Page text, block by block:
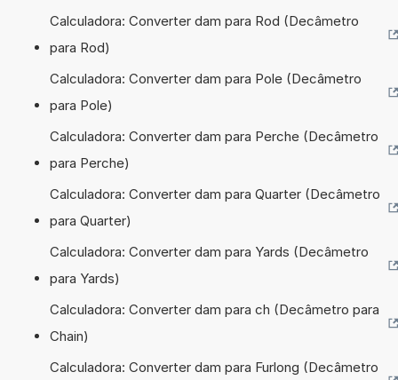
Calculadora: Converter dam para Rod (Decâmetro
para Rod)
Calculadora: Converter dam para Pole (Decâmetro
para Pole)
Calculadora: Converter dam para Perche (Decâmetro
para Perche)
Calculadora: Converter dam para Quarter (Decâmetro
para Quarter)
Calculadora: Converter dam para Yards (Decâmetro
para Yards)
Calculadora: Converter dam para ch (Decâmetro para
Chain)
Calculadora: Converter dam para Furlong (Decâmetro